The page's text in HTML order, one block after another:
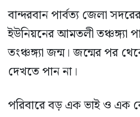
বান্দরবান পার্বত্য জেলা
ইউনিয়নের আমতলী তঞ্চঙ্গ্যা
তংঞ্চঙ্গ্যা জন্ম। জন্মের পর
দেখতে পান না।
পরিবারে বড় এক ভাই ও এক